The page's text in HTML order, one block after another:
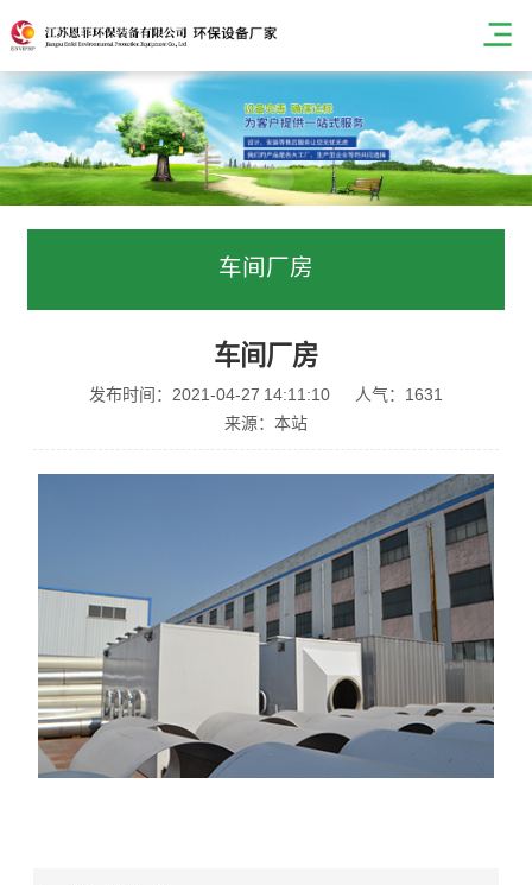
车间厂房
车间厂房
发布时间：2021-04-27 14:11:10
人气：1631
来源：本站